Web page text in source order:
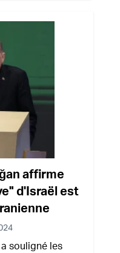
affirme
d'Israël est
souligné les